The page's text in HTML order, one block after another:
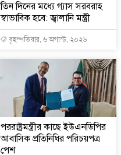
তিন দিনের মধ্যে গ্যাস সরবরাহ
স্বাভাবিক হবে: জ্বালানি মন্ত্রী
বৃহস্পতিবার, ৬ অগাস্ট, ২০২৬
পররাষ্ট্রমন্ত্রীর কা‌ছে ইউএনডিপির
আবাসিক প্রতিনিধির পরিচয়পত্র
পেশ